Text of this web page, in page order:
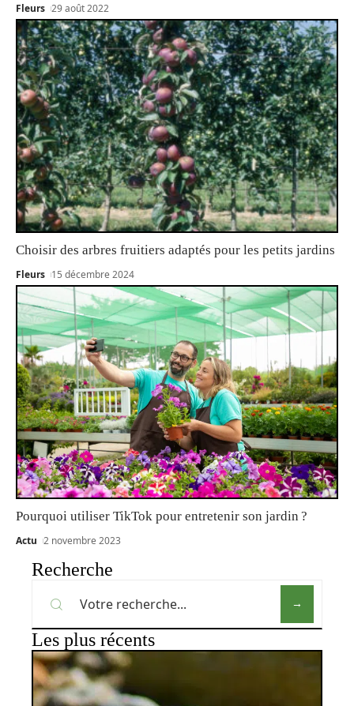
Fleurs 29 août 2022
Choisir des arbres fruitiers adaptés pour les petits jardins
Fleurs 15 décembre 2024
Pourquoi utiliser TikTok pour entretenir son jardin ?
Actu 2 novembre 2023
Recherche
Les plus récents